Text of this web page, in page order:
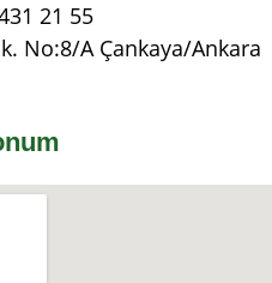
21 55
No:8/A Çankaya/Ankara